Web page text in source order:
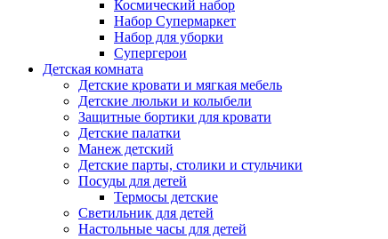
Космический набор
Hабор Супермаркет
Набор для уборки
Супергерои
Детская комната
Детские кровати и мягкая мебель
Детские люльки и колыбели
Защитные бортики для кровати
Детские палатки
Манеж детский
Детские парты, столики и стульчики
Посуды для детей
Термосы детские
Светильник для детей
Настольные часы для детей